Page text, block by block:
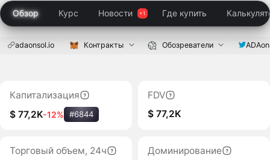
Обзор Курс Новости Где купить
adaonsol.io Контракты Обозреватели
Капитализация
$ 77,2K-12% #6844
FDV
$ 77,2K
Торговый объем, 24ч
Доминирование